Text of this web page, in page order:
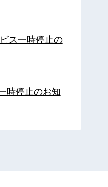
ス一時停止の
時停止のお知